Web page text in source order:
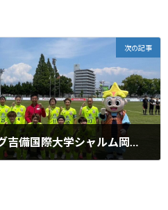
次の記事
なでしこリーグ吉備国際大学シャルム岡山高梁の試合でハーフタイムにデモンストレーションを披露しました